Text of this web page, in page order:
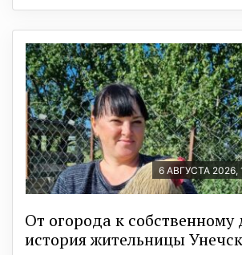
6 АВГУСТА 2026,
От огорода к собственному
история жительницы